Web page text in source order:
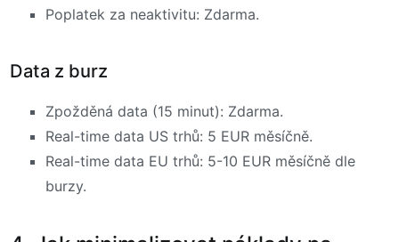
Poplatek za neaktivitu: Zdarma.
Data z burz
Zpožděná data (15 minut): Zdarma.
Real-time data US trhů: 5 EUR měsíčně.
Real-time data EU trhů: 5-10 EUR měsíčně dle
burzy.